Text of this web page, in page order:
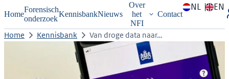
Home
Forensisch
onderzoek
KennisbankNieuws
Over
het
NFI
Contact
NL EN
Home Kennisbank Van droge data naar…